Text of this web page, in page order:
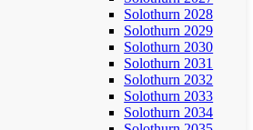
Solothurn 2028
Solothurn 2029
Solothurn 2030
Solothurn 2031
Solothurn 2032
Solothurn 2033
Solothurn 2034